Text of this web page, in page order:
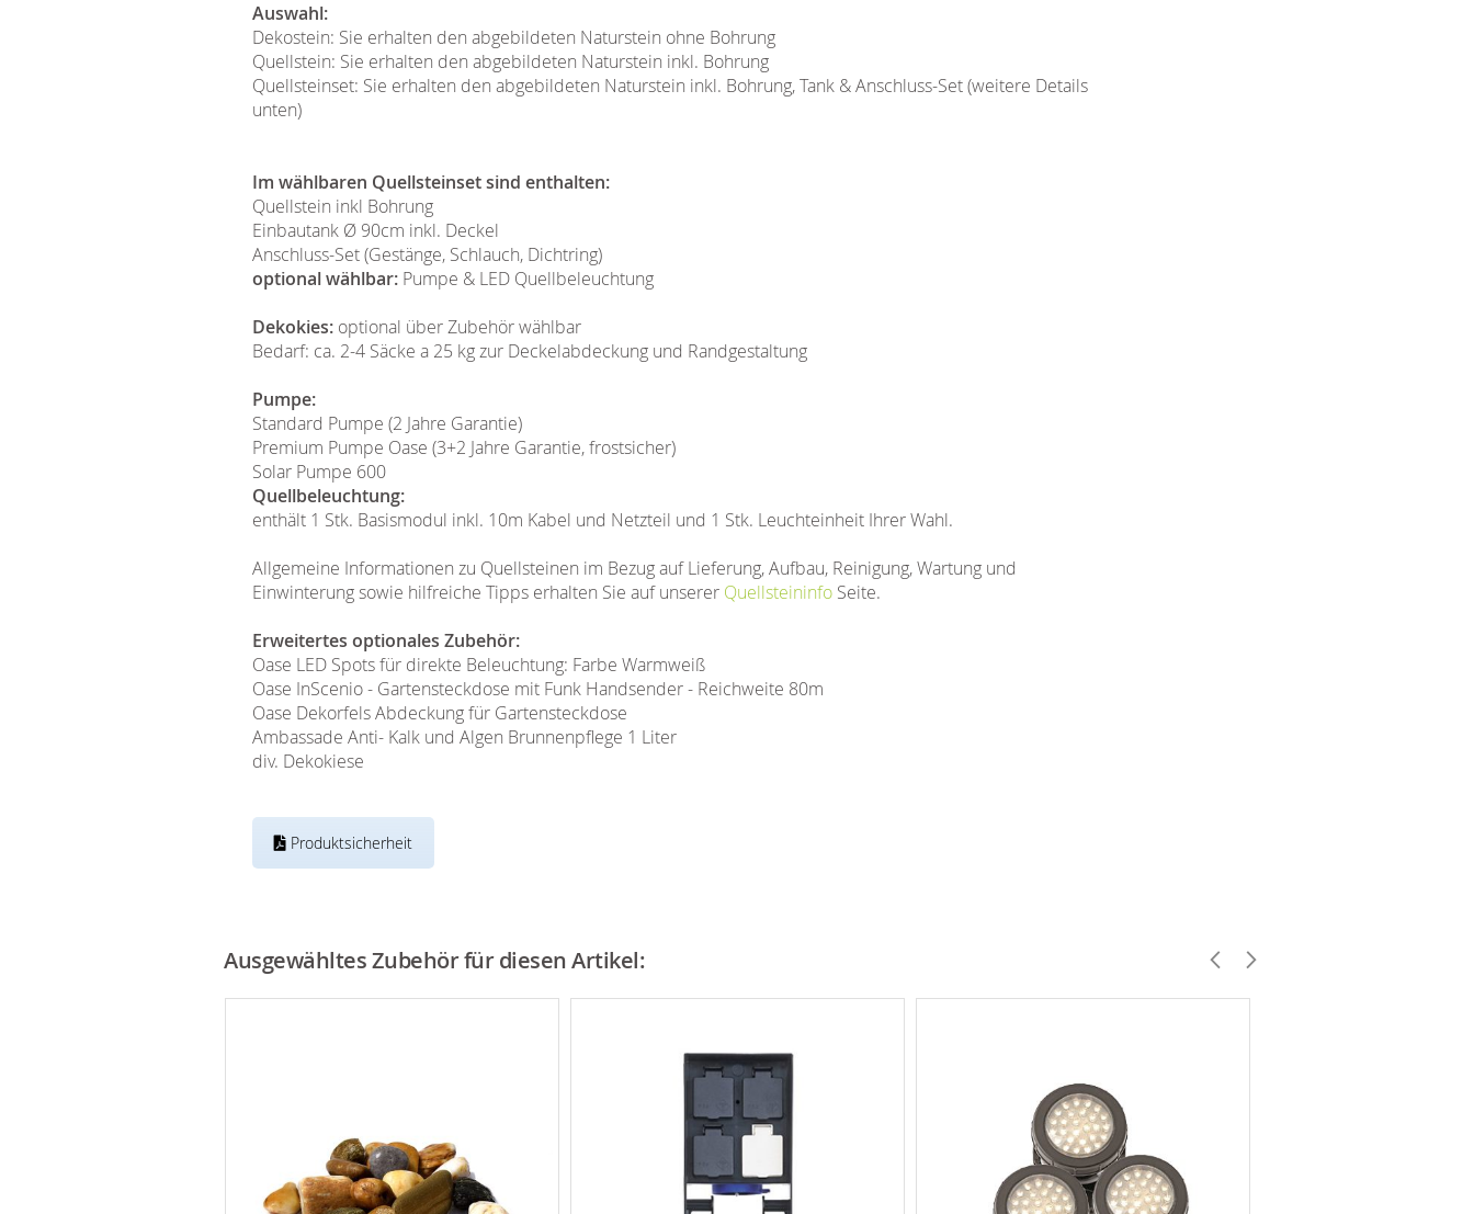
Auswahl:
Dekostein: Sie erhalten den abgebildeten Naturstein ohne Bohrung
Quellstein: Sie erhalten den abgebildeten Naturstein inkl. Bohrung
Quellsteinset: Sie erhalten den abgebildeten Naturstein inkl. Bohrung, Tank & Anschluss-Set (weitere Details
unten)
Im wählbaren Quellsteinset sind enthalten:
Quellstein inkl Bohrung
Einbautank Ø 90cm inkl. Deckel
Anschluss-Set (Gestänge, Schlauch, Dichtring)
optional wählbar: Pumpe & LED Quellbeleuchtung
Dekokies: optional über Zubehör wählbar
Bedarf: ca. 2-4 Säcke a 25 kg zur Deckelabdeckung und Randgestaltung
Pumpe:
Standard Pumpe (2 Jahre Garantie)
Premium Pumpe Oase (3+2 Jahre Garantie, frostsicher)
Solar Pumpe 600
Quellbeleuchtung:
enthält 1 Stk. Basismodul inkl. 10m Kabel und Netzteil und 1 Stk. Leuchteinheit Ihrer Wahl.
Allgemeine Informationen zu Quellsteinen im Bezug auf Lieferung, Aufbau, Reinigung, Wartung und
Einwinterung sowie hilfreiche Tipps erhalten Sie auf unserer Quellsteininfo Seite.
Erweitertes optionales Zubehör:
Oase LED Spots für direkte Beleuchtung: Farbe Warmweiß
Oase InScenio - Gartensteckdose mit Funk Handsender - Reichweite 80m
Oase Dekorfels Abdeckung für Gartensteckdose
Ambassade Anti- Kalk und Algen Brunnenpflege 1 Liter
div. Dekokiese
Produktsicherheit
Ausgewähltes Zubehör für diesen Artikel: